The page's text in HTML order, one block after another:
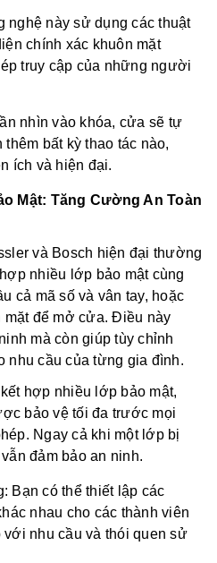
nghệ này sử dụng các thuật
chính xác khuôn mặt
truy cập của những người
nhìn vào khóa, cửa sẽ tự
bất kỳ thao tác nào,
ích và hiện đại.
Mật: Tăng Cường An Toàn
và Bosch hiện đại thường
nhiều lớp bảo mật cùng
cả mã số và vân tay, hoặc
mặt để mở cửa. Điều này
mà còn giúp tùy chỉnh
nhu cầu của từng gia đình.
hợp nhiều lớp bảo mật,
bảo vệ tối đa trước mọi
Ngay cả khi một lớp bị
đảm bảo an ninh.
Bạn có thể thiết lập các
nhau cho các thành viên
nhu cầu và thói quen sử